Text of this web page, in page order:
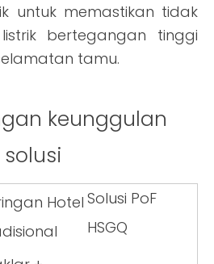
untuk memastikan tidak
bertegangan tinggi
tamu.
keunggulan
solusi
Hotel Solusi PoF
HSGQ